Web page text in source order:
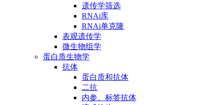
遗传学筛选
RNAi库
RNAi单克隆
表观遗传学
微生物组学
蛋白质生物学
抗体
蛋白质和抗体
二抗
内参、标签抗体